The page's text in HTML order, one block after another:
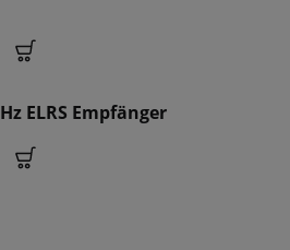
ELRS Empfänger